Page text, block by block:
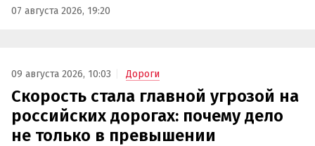
07 августа 2026, 19:20
09 августа 2026, 10:03 Дороги
Скорость стала главной угрозой на
российских дорогах: почему дело
не только в превышении